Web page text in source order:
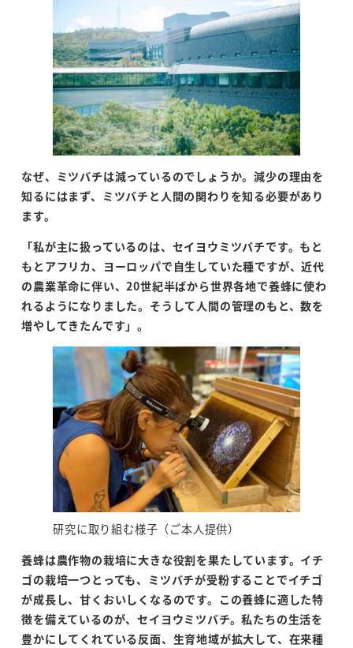
なぜ、ミツバチは減っているのでしょうか。減少の理由を
知るにはまず、ミツバチと人間の関わりを知る必要があり
ます。
「私が主に扱っているのは、セイヨウミツバチです。もと
もとアフリカ、ヨーロッパで自生していた種ですが、近代
の農業革命に伴い、20世紀半ばから世界各地で養蜂に使わ
れるようになりました。そうして人間の管理のもと、数を
増やしてきたんです」。
研究に取り組む様子（ご本人提供）
養蜂は農作物の栽培に大きな役割を果たしています。イチ
ゴの栽培一つとっても、ミツバチが受粉することでイチゴ
が成長し、甘くおいしくなるのです。この養蜂に適した特
徴を備えているのが、セイヨウミツバチ。私たちの生活を
豊かにしてくれている反面、生育地域が拡大して、在来種